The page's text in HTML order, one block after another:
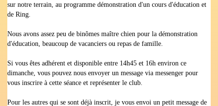
sur notre terrain, au programme démonstration d'un cours d'éducation et
de Ring.
Nous avons assez peu de binômes maître chien pour la démonstration
d'éducation, beaucoup de vacanciers ou repas de famille.
Si vous êtes adhérent et disponible entre 14h45 et 16h environ ce
dimanche, vous pouvez nous envoyer un message via messenger pour
vous inscrire à cette séance et représenter le club.
Pour les autres qui se sont déjà inscrit, je vous envoi un petit message de